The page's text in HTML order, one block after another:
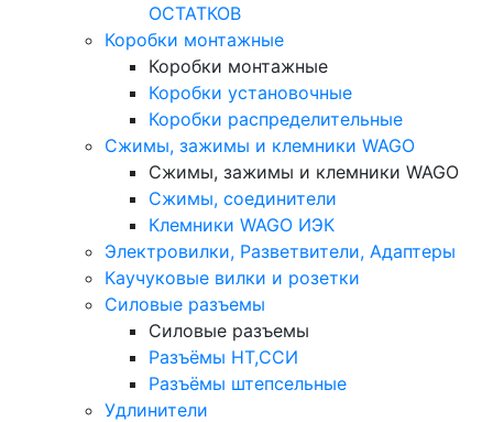
ОСТАТКОВ
Коробки монтажные
Коробки монтажные
Коробки установочные
Коробки распределительные
Сжимы, зажимы и клемники WAGO
Сжимы, зажимы и клемники WAGO
Сжимы, соединители
Клемники WAGO ИЭК
Электровилки, Разветвители, Адаптеры
Каучуковые вилки и розетки
Силовые разъемы
Силовые разъемы
Разъёмы НТ,ССИ
Разъёмы штепсельные
Удлинители